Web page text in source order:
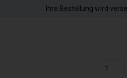
Ihre Bestellung wird